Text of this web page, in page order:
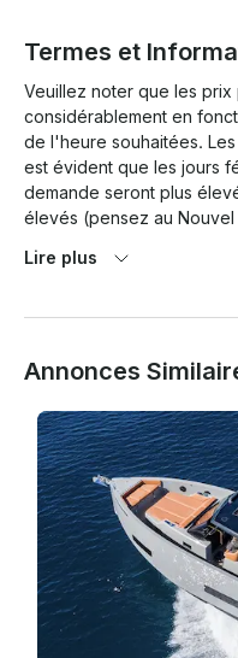
Termes et
Veuillez noter que les
considérablement en
de l'heure souhaitées.
est évident que les jours
demande seront plus
élevés (pensez au
les charters devront
enregistrée avant le
de dommages dépassant
Lire plus
Annonces